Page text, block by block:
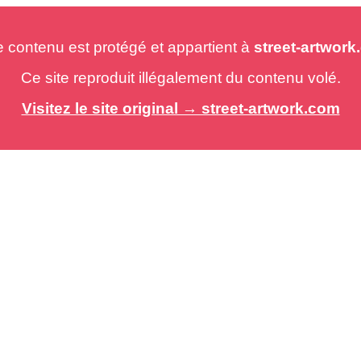
est protégé et appartient à street-
Ce site reproduit illégalement du contenu volé.
Visitez le site original → street-artwork.com